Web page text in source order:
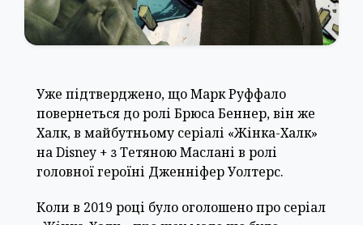
Уже підтверджено, що Марк Руффало
повернеться до ролі Брюса Беннер, він же
Халк, в майбутньому серіалі «Жінка-Халк»
на Disney + з Тетяною Маслані в ролі
головної героїні Дженніфер Уолтерс.
Коли в 2019 році було оголошено про серіал